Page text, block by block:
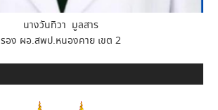
นางวันทิวา มูลสาร
รอง ผอ.สพป.หนองคาย เขต 2